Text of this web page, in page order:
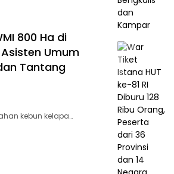
800 Ha di
Umum
Tantang
kebun kelapa…